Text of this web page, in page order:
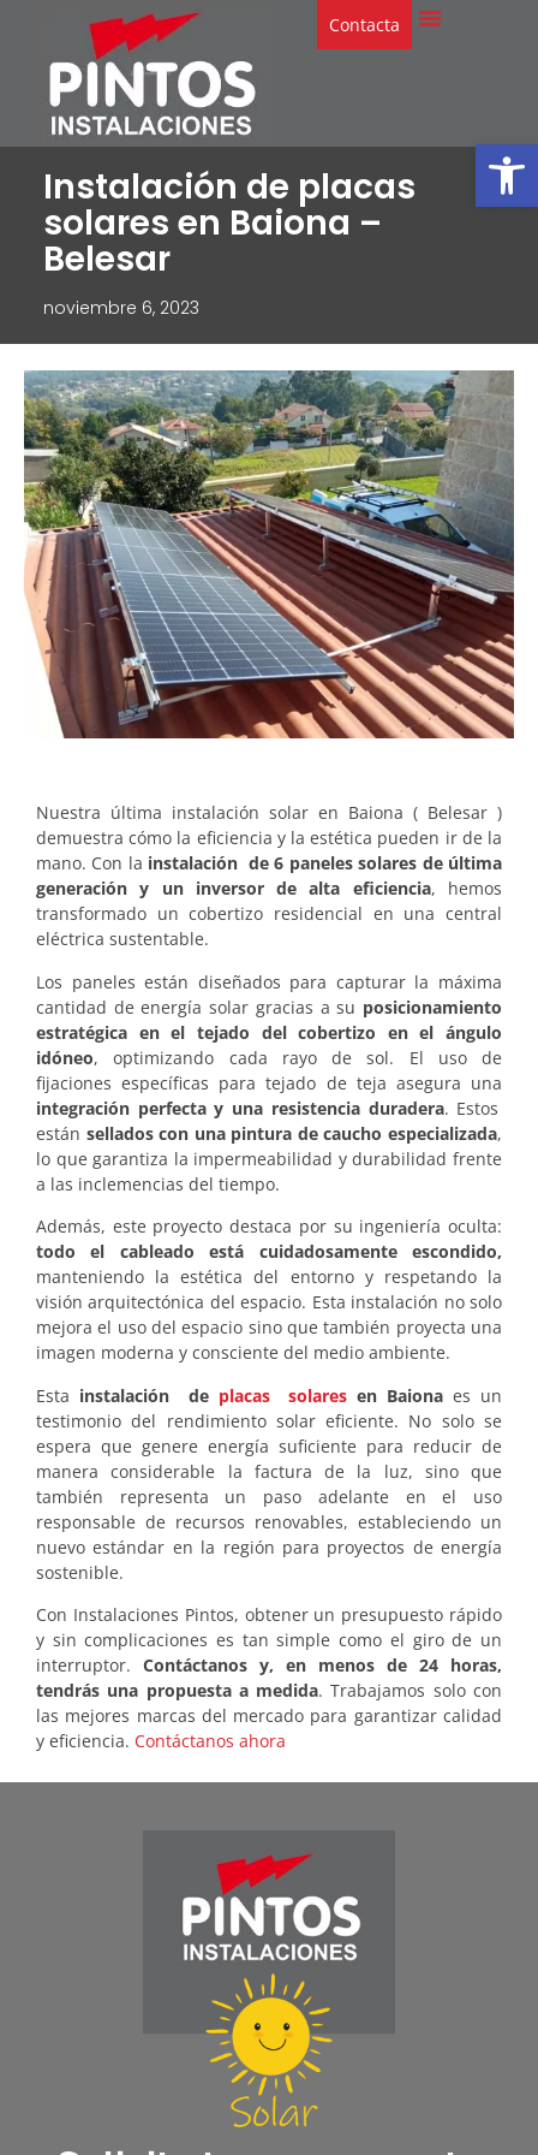
Abrir
Contacta
Instalación de placas
solares en Baiona –
Belesar
noviembre 6, 2023
Nuestra última instalación solar en Baiona ( Belesar )
demuestra cómo la eficiencia y la estética pueden ir de la
mano. Con la instalación de 6 paneles solares de última
generación y un inversor de alta eficiencia, hemos
transformado un cobertizo residencial en una central
eléctrica sustentable.
Los paneles están diseñados para capturar la máxima
cantidad de energía solar gracias a su posicionamiento
estratégica en el tejado del cobertizo en el ángulo
idóneo, optimizando cada rayo de sol. El uso de
fijaciones específicas para tejado de teja asegura una
integración perfecta y una resistencia duradera. Estos
están sellados con una pintura de caucho especializada,
lo que garantiza la impermeabilidad y durabilidad frente
a las inclemencias del tiempo.
Además, este proyecto destaca por su ingeniería oculta:
todo el cableado está cuidadosamente escondido,
manteniendo la estética del entorno y respetando la
visión arquitectónica del espacio. Esta instalación no solo
mejora el uso del espacio sino que también proyecta una
imagen moderna y consciente del medio ambiente.
Esta instalación de placas solares en Baiona es un
testimonio del rendimiento solar eficiente. No solo se
espera que genere energía suficiente para reducir de
manera considerable la factura de la luz, sino que
también representa un paso adelante en el uso
responsable de recursos renovables, estableciendo un
nuevo estándar en la región para proyectos de energía
sostenible.
Con Instalaciones Pintos, obtener un presupuesto rápido
y sin complicaciones es tan simple como el giro de un
interruptor. Contáctanos y, en menos de 24 horas,
tendrás una propuesta a medida. Trabajamos solo con
las mejores marcas del mercado para garantizar calidad
y eficiencia. Contáctanos ahora